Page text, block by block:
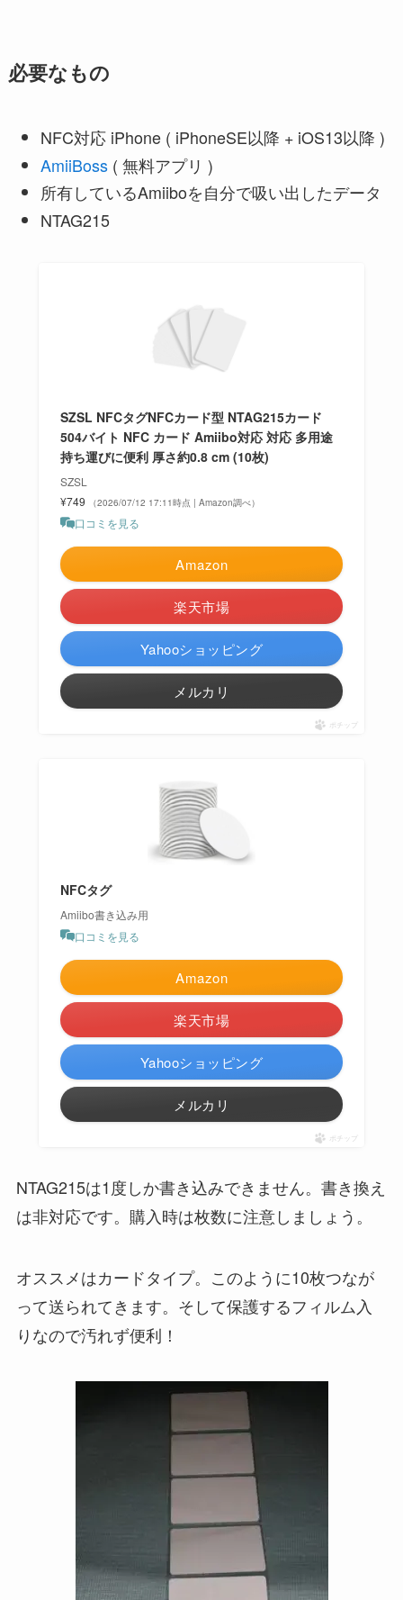
必要なもの
NFC対応 iPhone ( iPhoneSE以降 + iOS13以降 )
AmiiBoss( 無料アプリ )
所有しているAmiiboを自分で吸い出したデータ
NTAG215
SZSL NFCタグNFCカード型 NTAG215カード
504バイト NFC カード Amiibo対応 対応 多用途
持ち運びに便利 厚さ約0.8 cm (10枚)
SZSL
¥749
（2026/07/12 17:11時点 | Amazon調べ）
口コミを見る
Amazon
楽天市場
Yahooショッピング
メルカリ
ポチップ
NFCタグ
Amiibo書き込み用
口コミを見る
Amazon
楽天市場
Yahooショッピング
メルカリ
ポチップ
NTAG215は1度しか書き込みできません。書き換え
は非対応です。購入時は枚数に注意しましょう。
オススメはカードタイプ。このように10枚つなが
って送られてきます。そして保護するフィルム入
りなので汚れず便利！